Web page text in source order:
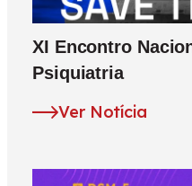
XI Encontro
Psiquiatria
Ver Notícia